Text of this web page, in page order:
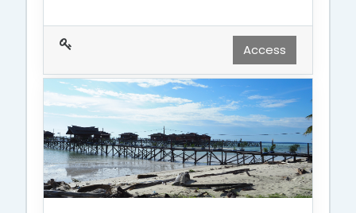
Access